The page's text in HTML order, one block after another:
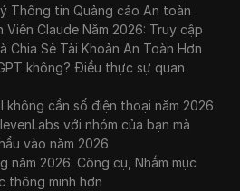
Thông tin Quảng cáo An toàn
Viên Claude Năm 2026: Truy cập
Chia Sẻ Tài Khoản An Toàn Hơn
không? Điều thực sự quan
không cần số điện thoại năm 2026
với nhóm của bạn mà
vào năm 2026
2026: Công cụ, Nhắm mục
thông minh hơn